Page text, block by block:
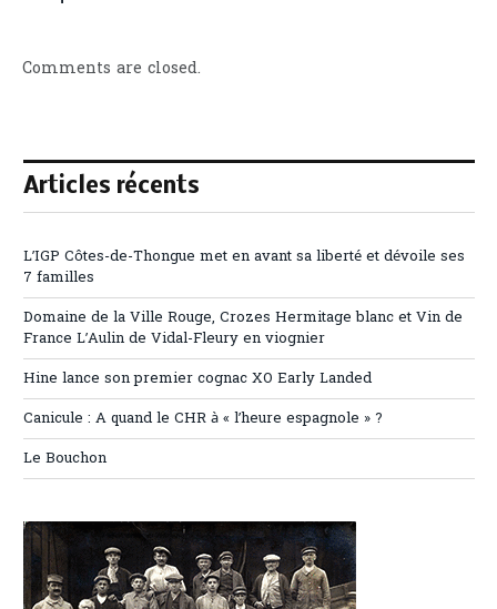
Comments are closed.
Articles récents
L’IGP Côtes-de-Thongue met en avant sa liberté et dévoile ses
7 familles
Domaine de la Ville Rouge, Crozes Hermitage blanc et Vin de
France L’Aulin de Vidal-Fleury en viognier
Hine lance son premier cognac XO Early Landed
Canicule : A quand le CHR à « l’heure espagnole » ?
Le Bouchon